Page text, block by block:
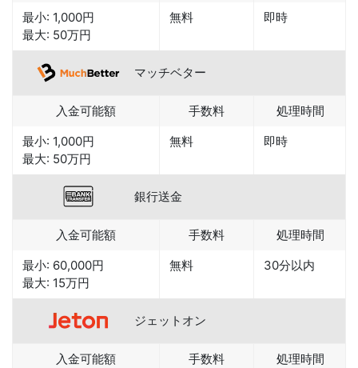
最小: 1,000円
最大: 50万円
無料
即時
マッチベター
入金可能額
最小: 1,000円
最大: 50万円
手数料
無料
処理時間
即時
銀行送金
入金可能額
最小: 60,000円
最大: 15万円
手数料
無料
処理時間
30分以内
ジェットオン
入金可能額
手数料
処理時間